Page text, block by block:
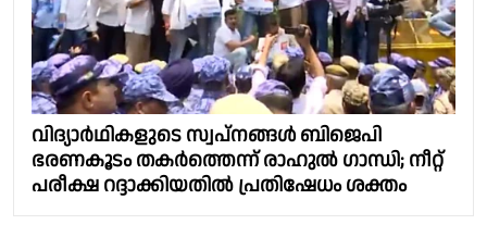
വിദ്യാർഥികളുടെ സ്വപ്നങ്ങൾ ബിജെപി
ഭരണകൂടം തകർത്തെന്ന് രാഹുൽ ഗാന്ധി; നീറ്റ്
പരീക്ഷ റദ്ദാക്കിയതിൽ പ്രതിഷേധം ശക്തം